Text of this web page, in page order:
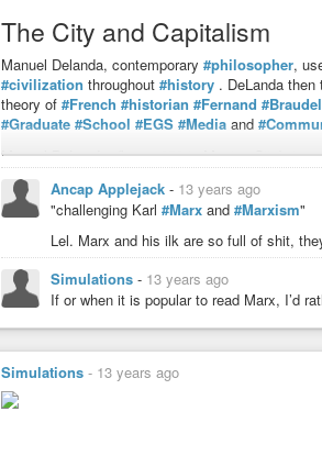
The City and Capitalism
Manuel Delanda, contemporary #philosopher,
#civilization throughout #history . DeLanda
theory of #French #historian #Fernand #Braudel
#Graduate #School #EGS #Media and
Manuel DeLanda, (born 1952 in Mexico City), is
is a professor and the Gilles Deleuze Chair of
Switzerland, a professor at the Canisius College
in Philadelphia, Pennsylvania. DeLanda was
Preservation at Columbia University (New York).
Ancap Applejack - 13 years ago
"challenging Karl #Marx and #Marxism"
Lel. Marx and his ilk are so full of shit,
Simulations - 13 years ago
If or when it is popular to read Marx, I’d
Simulations - 13 years ago